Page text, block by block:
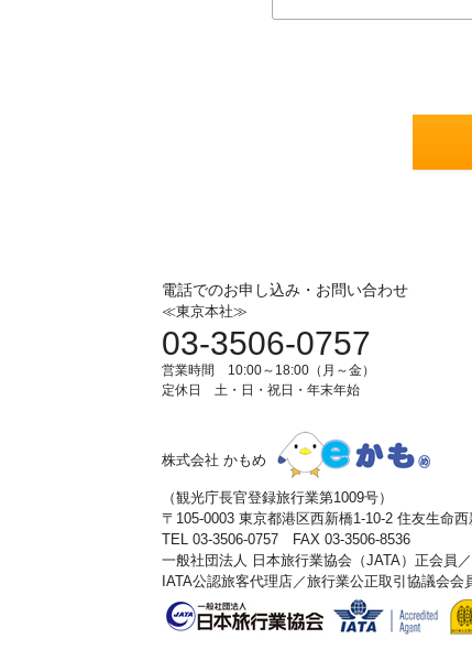
電話でのお申し込み・お問い合わせ
≪東京本社≫
03-3506-0757
営業時間 10:00～18:00（月～金）
定休日 土・日・祝日・年末年始
株式会社 かもめ
（観光庁長官登録旅行業第1009号）
〒105-0003 東京都港区西新橋1-10-2 住友生命
TEL 03-3506-0757 FAX 03-3506-8536
一般社団法人 日本旅行業協会（JATA）正会員／
IATA公認旅客代理店／旅行業公正取引協議会会